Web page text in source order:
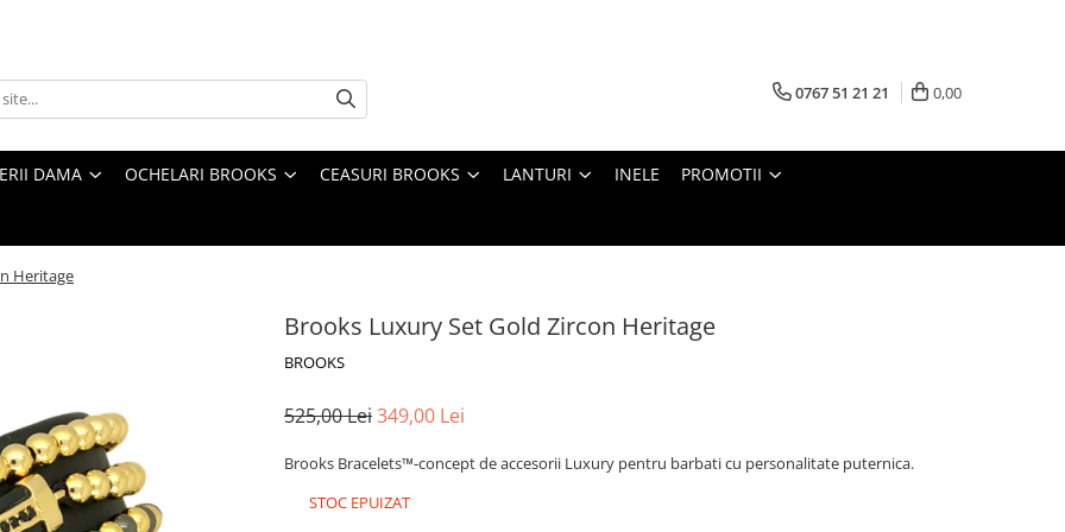
0767 51 21 21 0,00
DAMA OCHELARI BROOKS CEASURI BROOKS LANTURI INELE PROMOTII
Heritage
Brooks Luxury Set Gold Zircon Heritage
BROOKS
525,00 Lei349,00 Lei
Brooks Bracelets™-concept de accesorii Luxury pentru barbati cu personalitate puternica.
STOC EPUIZAT